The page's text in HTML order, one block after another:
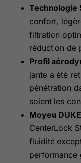
Technologie
confort,
filtration
réduction de
Profil
jante a été
pénétration
soient les
Moyeu
CenterLock
fluidité
performance